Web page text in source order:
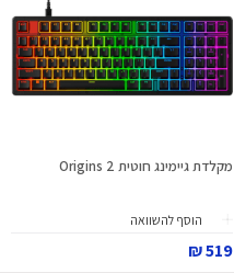
מקלדת גיימינג חוטית Origins 2
הוסף להשוואה
519 ₪